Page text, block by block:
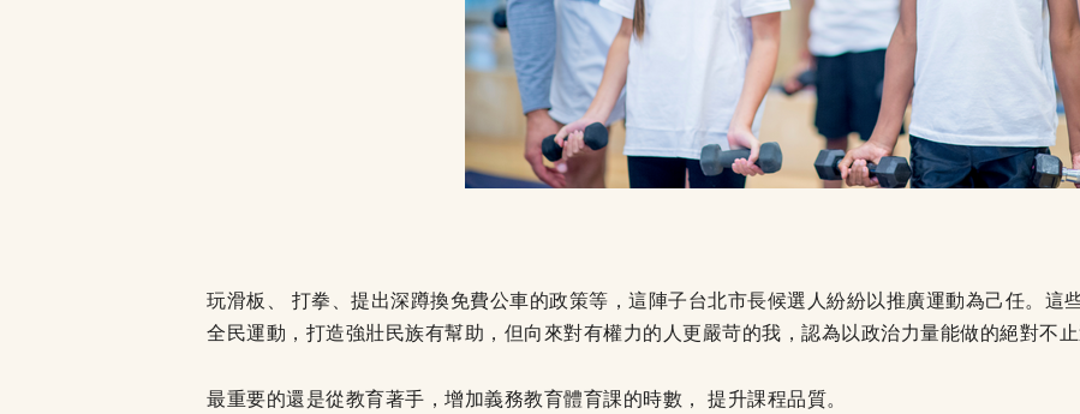
玩滑板、 打拳、提出深蹲換免費公車的政策等，這陣子台北市長候選人紛紛以推廣運動為己任。這
全民運動，打造強壯民族有幫助，但向來對有權力的人更嚴苛的我，認為以政治力量能做的絕對不止
最重要的還是從教育著手，增加義務教育體育課的時數， 提升課程品質。